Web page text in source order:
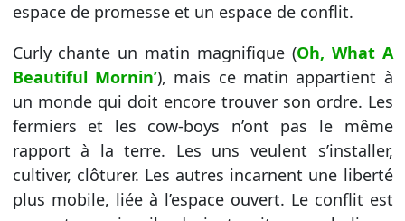
espace de promesse et un espace de conflit.
Curly chante un matin magnifique (Oh, What A
Beautiful Mornin’), mais ce matin appartient à
un monde qui doit encore trouver son ordre. Les
fermiers et les cow-boys n’ont pas le même
rapport à la terre. Les uns veulent s’installer,
cultiver, clôturer. Les autres incarnent une liberté
plus mobile, liée à l’espace ouvert. Le conflit est